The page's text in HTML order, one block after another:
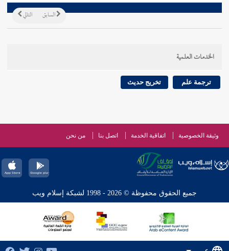
التالي السابق
الخدمات العلمية
ترجمة علم تخريج حديث
وثيقة الخصوصية اتفاقية الخدمة اتصل بنا من نحن
جميع الحقوق محفوظة © 2026 - 1998 لشبكة إسلام ويب